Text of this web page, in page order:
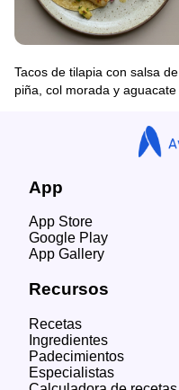
Tacos de tilapia con salsa de
piña, col morada y aguacate
App
App Store
Google Play
App Gallery
Recursos
Recetas
Ingredientes
Padecimientos
Especialistas